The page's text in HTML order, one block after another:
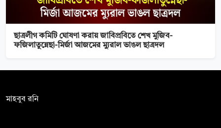
ছাত্রলীগ কমিটি ঘোষণা করায় জাবিপ্রবিতে শেখ মুজিব-
ফজিলাতুন্নেছা-মির্জা আজমের ম্যুরাল ভাঙল ছাত্রদল
মাহবুব রনি